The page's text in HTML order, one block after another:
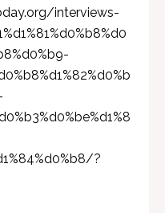
interviews-
?